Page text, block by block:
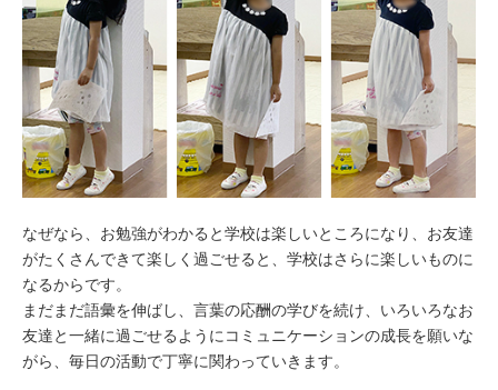
なぜなら、お勉強がわかると学校は楽しいところになり、お友達
がたくさんできて楽しく過ごせると、学校はさらに楽しいものに
なるからです。
まだまだ語彙を伸ばし、言葉の応酬の学びを続け、いろいろなお
友達と一緒に過ごせるようにコミュニケーションの成長を願いな
がら、毎日の活動で丁寧に関わっていきます。